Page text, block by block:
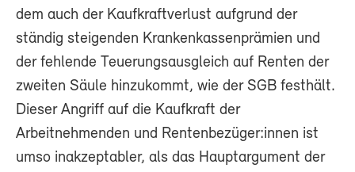
dem auch der Kaufkraftverlust aufgrund der
ständig steigenden Krankenkassenprämien und
der fehlende Teuerungsausgleich auf Renten der
zweiten Säule hinzukommt, wie der SGB festhält.
Dieser Angriff auf die Kaufkraft der
Arbeitnehmenden und Rentenbezüger:innen ist
umso inakzeptabler, als das Hauptargument der